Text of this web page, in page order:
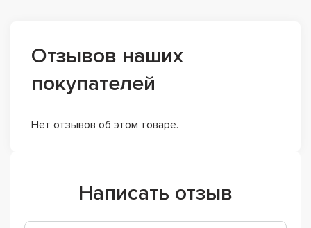
Отзывов наших
покупателей
Нет отзывов об этом товаре.
Написать отзыв